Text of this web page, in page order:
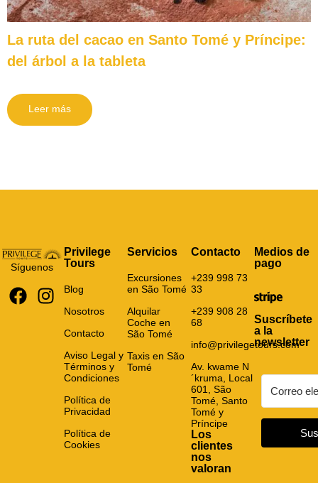
La ruta del cacao en Santo Tomé y Príncipe:
del árbol a la tableta
Leer más
Síguenos
Privilege
Tours
Blog
Nosotros
Contacto
Aviso Legal y
Términos y
Condiciones
Política de
Privacidad
Política de
Cookies
Servicios
Excursiones
en São Tomé
Alquilar
Coche en
São Tomé
Taxis en São
Tomé
Contacto
+239 998 73
33
+239 908 28
68
info@privilegetours.com
Av. kwame N
´kruma, Local
601, São
Tomé, Santo
Tomé y
Príncipe
Los
clientes
nos
valoran
Medios de
pago
Suscríbete
a la
newsletter